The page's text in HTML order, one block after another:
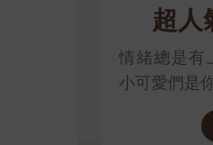
超人
情緒總是有
小可愛們是